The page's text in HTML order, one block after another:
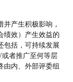
产生积极影响，
绩效）产生效益的
包括，可持续发展
者推广至何等层
由内、外部评委组